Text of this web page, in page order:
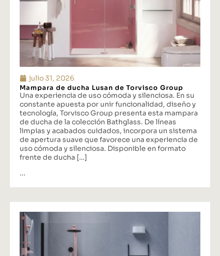
julio 31, 2026
Mampara de ducha Lusan de Torvisco Group
Una experiencia de uso cómoda y silenciosa. En su
constante apuesta por unir funcionalidad, diseño y
tecnología, Torvisco Group presenta esta mampara
de ducha de la colección Bathglass. De líneas
limpias y acabados cuidados, incorpora un sistema
de apertura suave que favorece una experiencia de
uso cómoda y silenciosa. Disponible en formato
frente de ducha […]
...